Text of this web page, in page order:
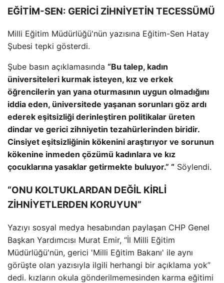
EĞİTİM-SEN: GERİCİ ZİHNİYETİN TECESSÜMÜ
Milli Eğitim Müdürlüğü'nün yazısına Eğitim-Sen Hatay
Şubesi tepki gösterdi.
Şube basın açıklamasında “Bu talep, kadın
üniversiteleri kurmak isteyen, kız ve erkek
öğrencilerin yan yana oturmasının uygun olmadığını
iddia eden, üniversitede yaşanan sorunları göz ardı
ederek eşitsizliği derinleştiren politikalar üreten
dindar ve gerici zihniyetin tezahürlerinden biridir.
Cinsiyet eşitsizliğinin kökenini araştırıyor ve sorunun
kökenine inmeden çözümü kadınlara ve kız
çocuklarına yasaklar getirmekte buluyor.” “ Söylendi.
“ONU KOLTUKLARDAN DEĞİL KİRLİ
ZİHNİYETLERDEN KORUYUN”
Yazıyı sosyal medya hesabından paylaşan CHP Genel
Başkan Yardımcısı Murat Emir, “İl Milli Eğitim
Müdürlüğü'nün, gerici 'Milli Eğitim Bakanı' ile aynı
görüşte olan yazısıyla ilgili herhangi bir açıklama yok”
dedi. kızların okula gönderilmemesinden karma eğitimi